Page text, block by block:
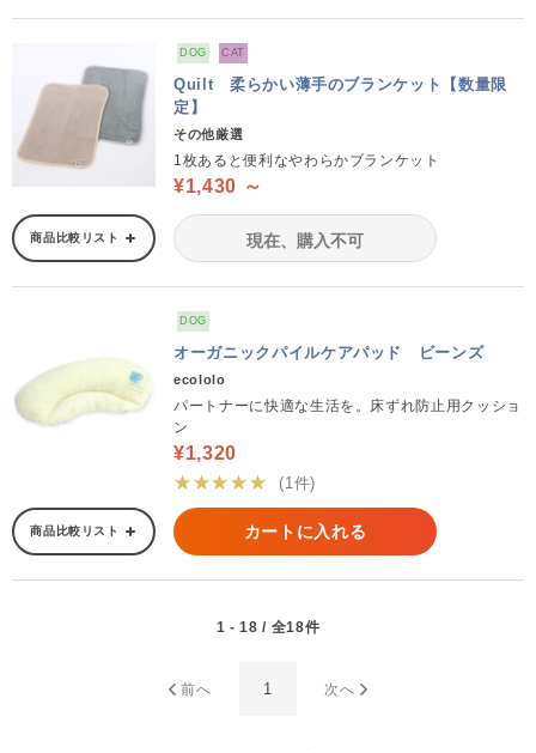
DOG CAT
Quilt 柔らかい薄手のブランケット【数量限
定】
その他厳選
1枚あると便利なやわらかブランケット
¥1,430 ～
商品比較リスト 現在、購入不可
DOG
オーガニックパイルケアパッド ビーンズ
ecololo
パートナーに快適な生活を。床ずれ防止用クッショ
ン
¥1,320
★★★★★
(1件)
商品比較リスト カートに入れる
1 - 18 / 全18件
前へ 1 次へ